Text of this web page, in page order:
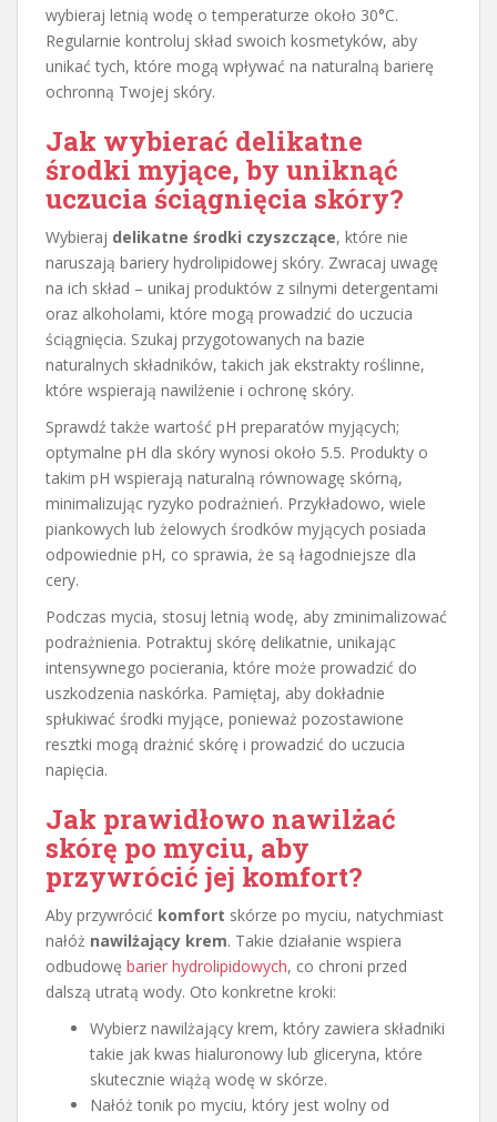
wybieraj letnią wodę o temperaturze około 30°C.
Regularnie kontroluj skład swoich kosmetyków, aby
unikać tych, które mogą wpływać na naturalną barierę
ochronną Twojej skóry.
Jak wybierać delikatne
środki myjące, by uniknąć
uczucia ściągnięcia skóry?
Wybieraj delikatne środki czyszczące, które nie
naruszają bariery hydrolipidowej skóry. Zwracaj uwagę
na ich skład – unikaj produktów z silnymi detergentami
oraz alkoholami, które mogą prowadzić do uczucia
ściągnięcia. Szukaj przygotowanych na bazie
naturalnych składników, takich jak ekstrakty roślinne,
które wspierają nawilżenie i ochronę skóry.
Sprawdź także wartość pH preparatów myjących;
optymalne pH dla skóry wynosi około 5.5. Produkty o
takim pH wspierają naturalną równowagę skórną,
minimalizując ryzyko podrażnień. Przykładowo, wiele
piankowych lub żelowych środków myjących posiada
odpowiednie pH, co sprawia, że są łagodniejsze dla
cery.
Podczas mycia, stosuj letnią wodę, aby zminimalizować
podrażnienia. Potraktuj skórę delikatnie, unikając
intensywnego pocierania, które może prowadzić do
uszkodzenia naskórka. Pamiętaj, aby dokładnie
spłukiwać środki myjące, ponieważ pozostawione
resztki mogą drażnić skórę i prowadzić do uczucia
napięcia.
Jak prawidłowo nawilżać
skórę po myciu, aby
przywrócić jej komfort?
Aby przywrócić komfort skórze po myciu, natychmiast
nałóż nawilżający krem. Takie działanie wspiera
odbudowę barier hydrolipidowych, co chroni przed
dalszą utratą wody. Oto konkretne kroki:
Wybierz nawilżający krem, który zawiera składniki
takie jak kwas hialuronowy lub gliceryna, które
skutecznie wiążą wodę w skórze.
Nałóż tonik po myciu, który jest wolny od